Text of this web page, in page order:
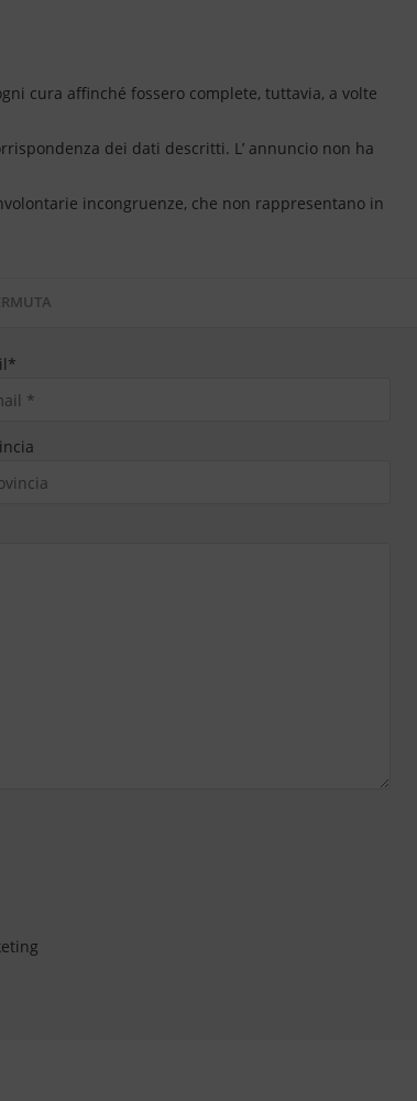
cura affinché fossero complete, tuttavia, a volte
dei dati descritti. L’ annuncio non ha
incongruenze, che non rappresentano in
*